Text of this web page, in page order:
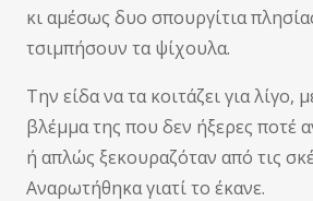
κι αμέσως δυο σπουργίτια
τσιμπήσουν τα ψίχουλα.
Την είδα να τα κοιτάζει για λίγο,
βλέμμα της που δεν ήξερες ποτέ
ή απλώς ξεκουραζόταν από τις
Αναρωτήθηκα γιατί το έκανε.